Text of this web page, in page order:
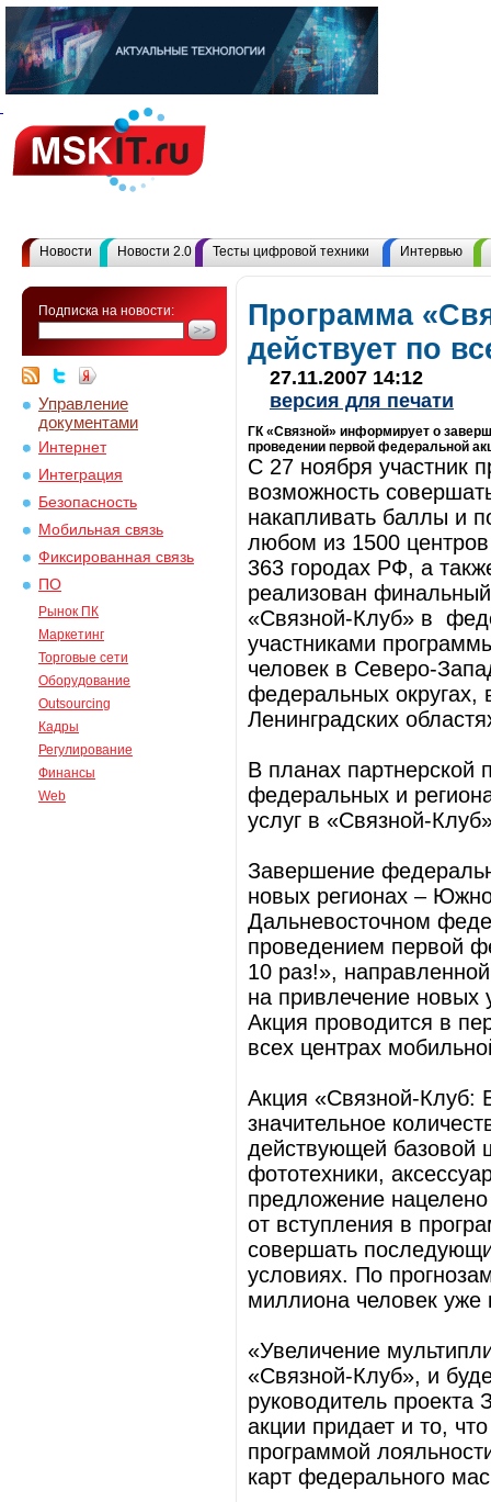
Новости Новости 2.0 Тесты цифровой техники Интервью
Подписка на новости:
Управление
документами
Интернет
Интеграция
Безопасность
Мобильная связь
Фиксированная связь
ПО
Рынок ПК
Маркетинг
Торговые сети
Оборудование
Outsourcing
Кадры
Регулирование
Финансы
Web
Программа
действует по
27.11.2007 14:12
версия для печати
ГК «Связной» информирует о
проведении первой федеральной
С 27 ноября участник
возможность
накапливать баллы и
любом из 1500
363 городах РФ, а
реализован
«Связной-Клуб» в
участниками
человек в Северо-
федеральных округах,
Ленинградских
В планах партнерской
федеральных и
услуг в «Связной-
Завершение
новых регионах –
Дальневосточном
проведением первой
10 раз!»,
на привлечение новых
Акция проводится в
всех центрах
Акция «Связной-Клуб:
значительное
действующей базовой
фототехники,
предложение
от вступления в
совершать
условиях. По
миллиона человек уже
«Увеличение
«Связной-Клуб», и
руководитель
акции придает и то,
программой
карт федерального